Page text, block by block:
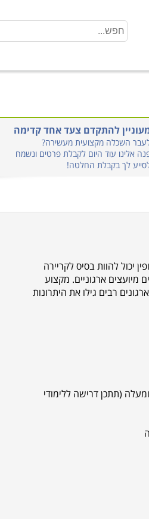
להתקדם צעד אחד קדימה
השכלה מקצועית מעשירה?
אלינו עוד היום לקבלת פרטים ונשמח
לך בקבלת החלטה!
יכול להוות בסיס לקריירה
מיועצים ארגוניים. מקצוע
רבים גילו את היתרונות
בעלי תואר ראשון ממוסד מוכר להשכלה גבוהה בציון ממוצע של 80 ומעלה (תתכן דרישה ללימודי